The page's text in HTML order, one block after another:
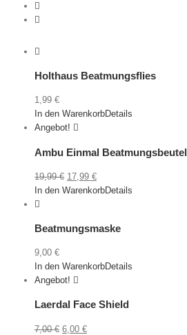
Holthaus Beatmungsflies
1,99 €
In den WarenkorbDetails
Angebot!
Ambu Einmal Beatmungsbeutel
19,99€ Ursprünglicher
Preis
17,99 €Aktueller
Preis
In den WarenkorbDetails
Beatmungsmaske
9,00 €
In den WarenkorbDetails
Angebot!
Laerdal Face Shield
7,00€ Ursprünglicher
6,00 €Aktueller